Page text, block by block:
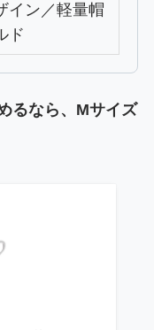
イン／軽量帽
ド
るなら、Mサイズ